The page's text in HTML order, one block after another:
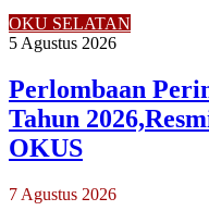
OKU SELATAN
5 Agustus 2026
Perlombaan
Tahun
OKUS
7 Agustus 2026